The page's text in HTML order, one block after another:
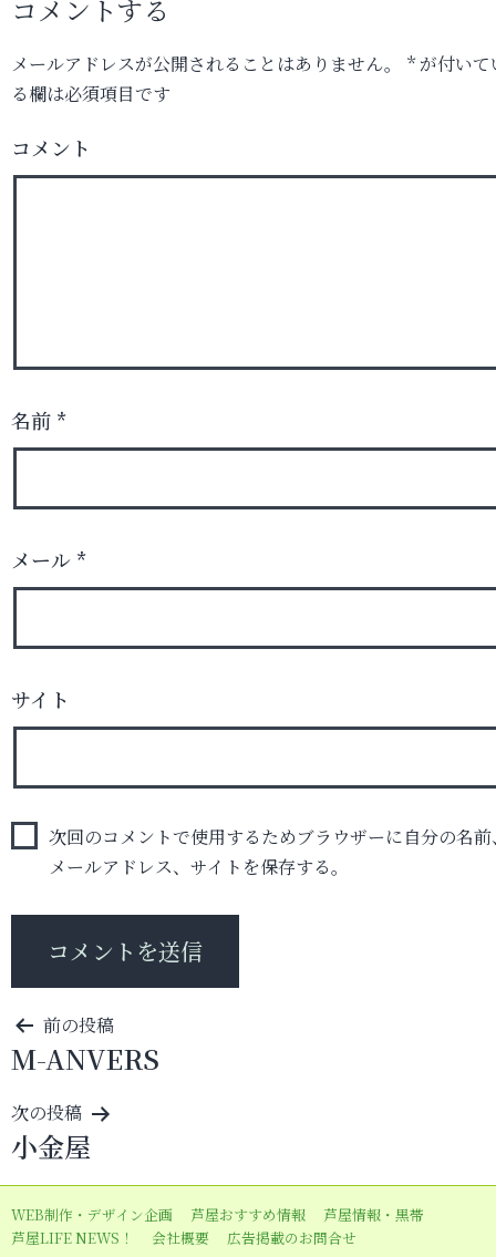
コメントする
メールアドレスが公開されることはありません。 *が付いて
る欄は必須項目です
コメント
名前 *
メール *
サイト
次回のコメントで使用するためブラウザーに自分の名前
メールアドレス、サイトを保存する。
投
稿
ナ
ビ
ゲ
ー
シ
前の投稿
M-ANVERS
次の投稿
小金屋
WEB制作・デザイン企画 芦屋おすすめ情報
芦屋情報・黒帯
芦屋LIFE NEWS！
会社概要 広告掲載のお問合せ